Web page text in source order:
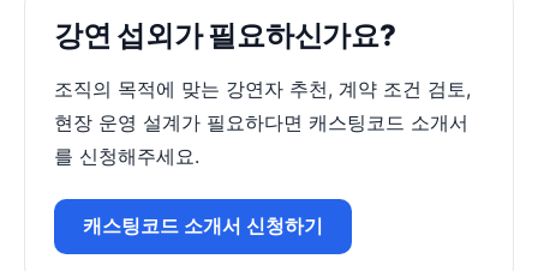
강연 섭외가 필요하신가요?
조직의 목적에 맞는 강연자 추천, 계약 조건 검토,
현장 운영 설계가 필요하다면 캐스팅코드 소개서
를 신청해주세요.
캐스팅코드 소개서 신청하기